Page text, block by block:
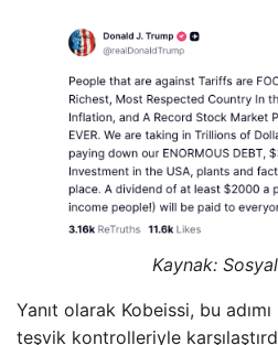
Kaynak:
Yanıt olarak Kobeissi, bu
teşvik kontrolleriyle